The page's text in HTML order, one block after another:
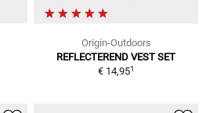
Origin-Outdoors
REFLECTEREND VEST SET
€ 14,951